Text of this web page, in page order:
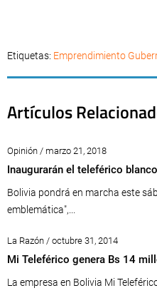
Etiquetas: Emprendimiento
Artículos
Opinión / marzo 21, 2018
Inaugurarán el teleférico blanco
Bolivia pondrá en marcha este
emblemática",...
La Razón / octubre 31, 2014
Mi Teleférico genera Bs 14
La empresa en Bolivia Mi